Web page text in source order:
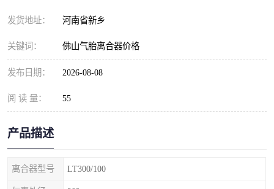
发货地址： 河南省新乡
关键词： 佛山气胎离合器价格
发布日期： 2026-08-08
阅 读 量： 55
产品描述
离合器型号 LT300/100